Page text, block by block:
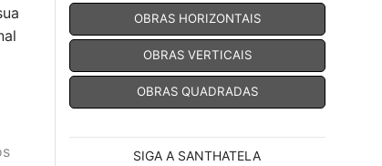
OBRAS HORIZONTAIS
OBRAS VERTICAIS
OBRAS QUADRADAS
SIGA A SANTHATELA